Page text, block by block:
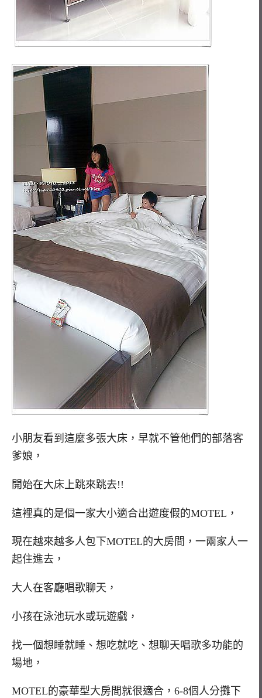
小朋友看到這麼多張大床，早就不管他們的部落客
爹娘，
開始在大床上跳來跳去!!
這裡真的是個一家大小適合出遊度假的MOTEL，
現在越來越多人包下MOTEL的大房間，一兩家人一
起住進去，
大人在客廳唱歌聊天，
小孩在泳池玩水或玩遊戲，
找一個想睡就睡、想吃就吃、想聊天唱歌多功能的
場地，
MOTEL的豪華型大房間就很適合，6-8個人分攤下